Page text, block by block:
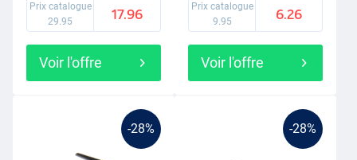
Prix catalogue
29.95
17.96
Voir l'offre
Prix catalogue
9.95
6.26
Voir l'offre
-28% -28%